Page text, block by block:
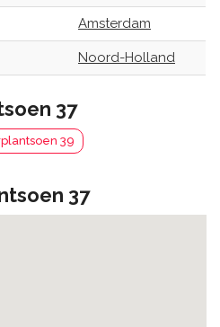
Amsterdam
Noord-Holland
37
39
37